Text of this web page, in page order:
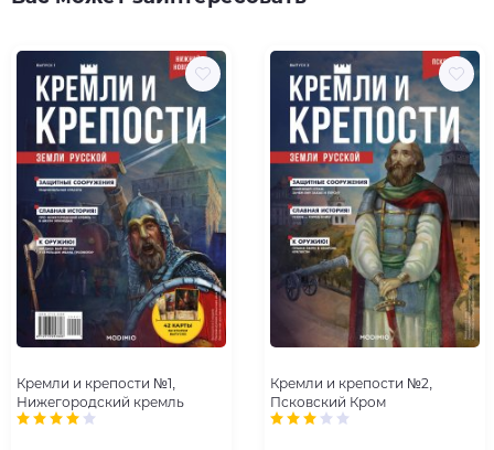
Кремли и крепости №1,
Нижегородский кремль
Кремли и крепости №2,
Псковский Кром